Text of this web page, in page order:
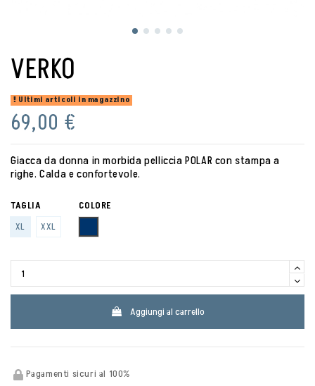
VERKO
Ultimi articoli in magazzino
69,00 €
Giacca da donna in morbida pelliccia POLAR con stampa a
righe. Calda e confortevole.
TAGLIA
XL
XXL
COLORE
Aggiungi al carrello
Pagamenti sicuri al 100%